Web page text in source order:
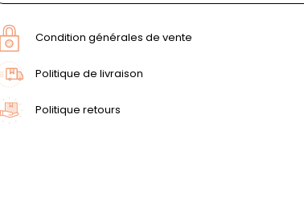
Condition générales de vente
Politique de livraison
Politique retours